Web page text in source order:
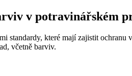
v potravinářském
které mají zajistit
včetně barviv.